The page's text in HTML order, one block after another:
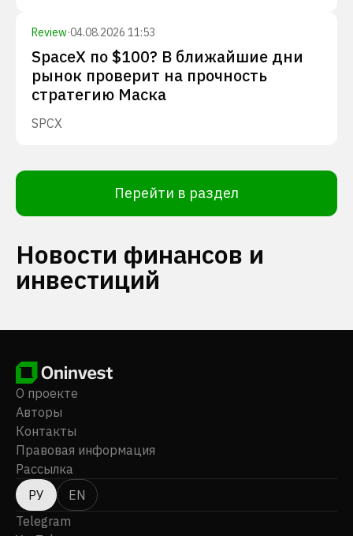
Review·04.08.2026 11:53
SpaceX по $100? В ближайшие дни
рынок проверит на прочность
стратегию Маска
SPCX
Перейти в раздел
Новости финансов и
инвестиций
О проекте
Авторы
Контакты
Правовая информация
Рассылка
РУ
EN
Telegram